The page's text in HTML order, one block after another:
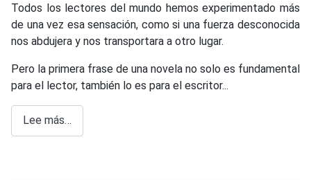
Todos los lectores del mundo hemos experimentado más
de una vez esa sensación, como si una fuerza desconocida
nos abdujera y nos transportara a otro lugar.
Pero la primera frase de una novela no solo es fundamental
para el lector, también lo es para el escritor...
Lee más…